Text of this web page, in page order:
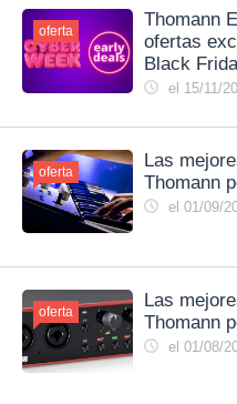
oferta
Thomann
ofertas
Black
el 15/11/
oferta
Las
Thomann
el 01/09/
oferta
Las
Thomann
el 01/08/